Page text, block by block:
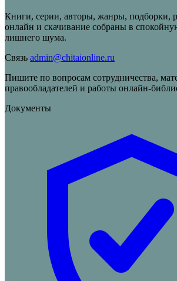
Книги, серии, авторы, жанры, подборки,
онлайн и скачивание собраны в
лишнего шума.
Связь admin@chitaionline.ru
Пишите по вопросам сотрудничества,
правообладателей и работы онлайн-
Документы